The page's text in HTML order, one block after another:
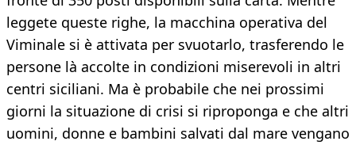
leggete queste righe, la macchina operativa del
Viminale si è attivata per svuotarlo, trasferendo le
persone là accolte in condizioni miserevoli in altri
centri siciliani. Ma è probabile che nei prossimi
giorni la situazione di crisi si riproponga e che altri
uomini, donne e bambini salvati dal mare vengano